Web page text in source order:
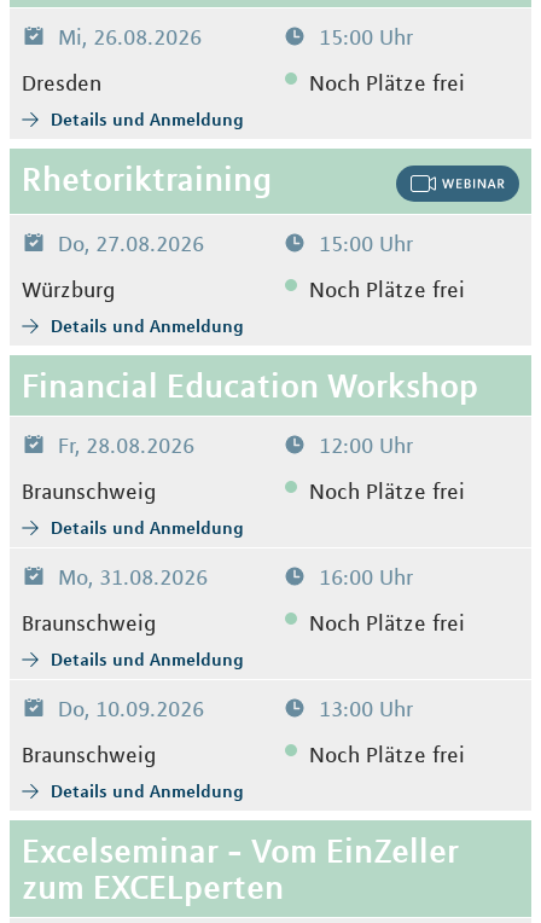
Mi, 26.08.2026
15:00 Uhr
Dresden
Noch Plätze frei
Details und Anmeldung
Rhetoriktraining
Do, 27.08.2026
15:00 Uhr
Würzburg
Noch Plätze frei
Details und Anmeldung
Financial Education Workshop
Fr, 28.08.2026
12:00 Uhr
Braunschweig
Noch Plätze frei
Details und Anmeldung
Mo, 31.08.2026
16:00 Uhr
Braunschweig
Noch Plätze frei
Details und Anmeldung
Do, 10.09.2026
13:00 Uhr
Braunschweig
Noch Plätze frei
Details und Anmeldung
Excelseminar - Vom EinZeller
zum EXCELperten